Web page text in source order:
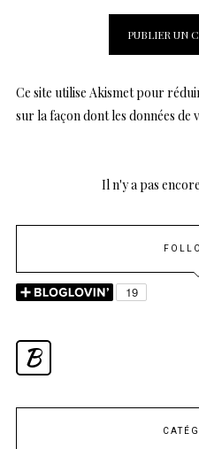
Ce site utilise Akismet pour
sur la façon dont les données de
Il n'y a pas
B